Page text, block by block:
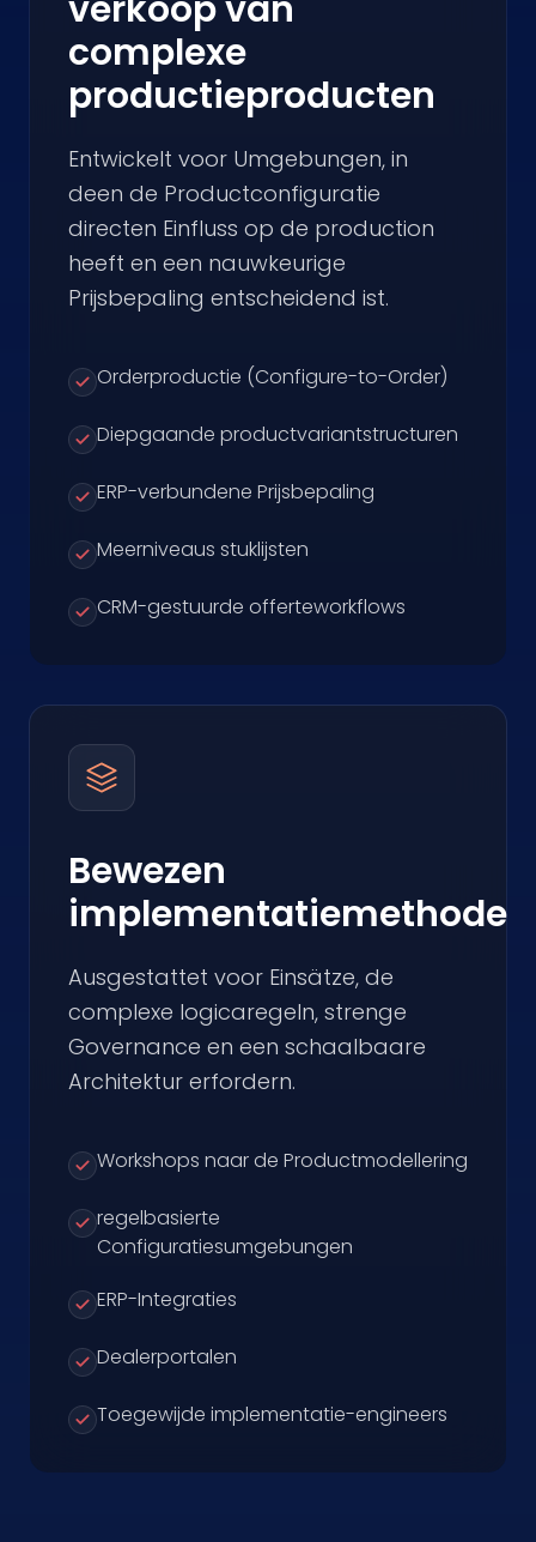
complexe
productieproducten
Entwickelt voor Umgebungen, in
deen de Productconfiguratie
directen Einfluss op de production
heeft en een nauwkeurige
Prijsbepaling entscheidend ist.
Orderproductie (Configure-to-Order)
Diepgaande productvariantstructuren
ERP-verbundene Prijsbepaling
Meerniveaus stuklijsten
CRM-gestuurde offerteworkflows
Bewezen
implementatiemethode
Ausgestattet voor Einsätze, de
complexe logicaregeln, strenge
Governance en een schaalbaare
Architektur erfordern.
Workshops naar de Productmodellering
regelbasierte
Configuratiesumgebungen
ERP-Integraties
Dealerportalen
Toegewijde implementatie-engineers